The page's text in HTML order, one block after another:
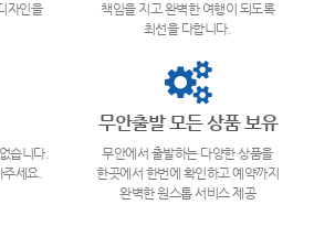
자인을
책임을 지고 완벽한 여행이 되도록
최선을 다합니다.
습니다.
세요.
무안출발 모든 상품 보유
무안에서 출발하는 다양한 상품을
한곳에서 한번에 확인하고 예약까지
완벽한 원스톱 서비스 제공